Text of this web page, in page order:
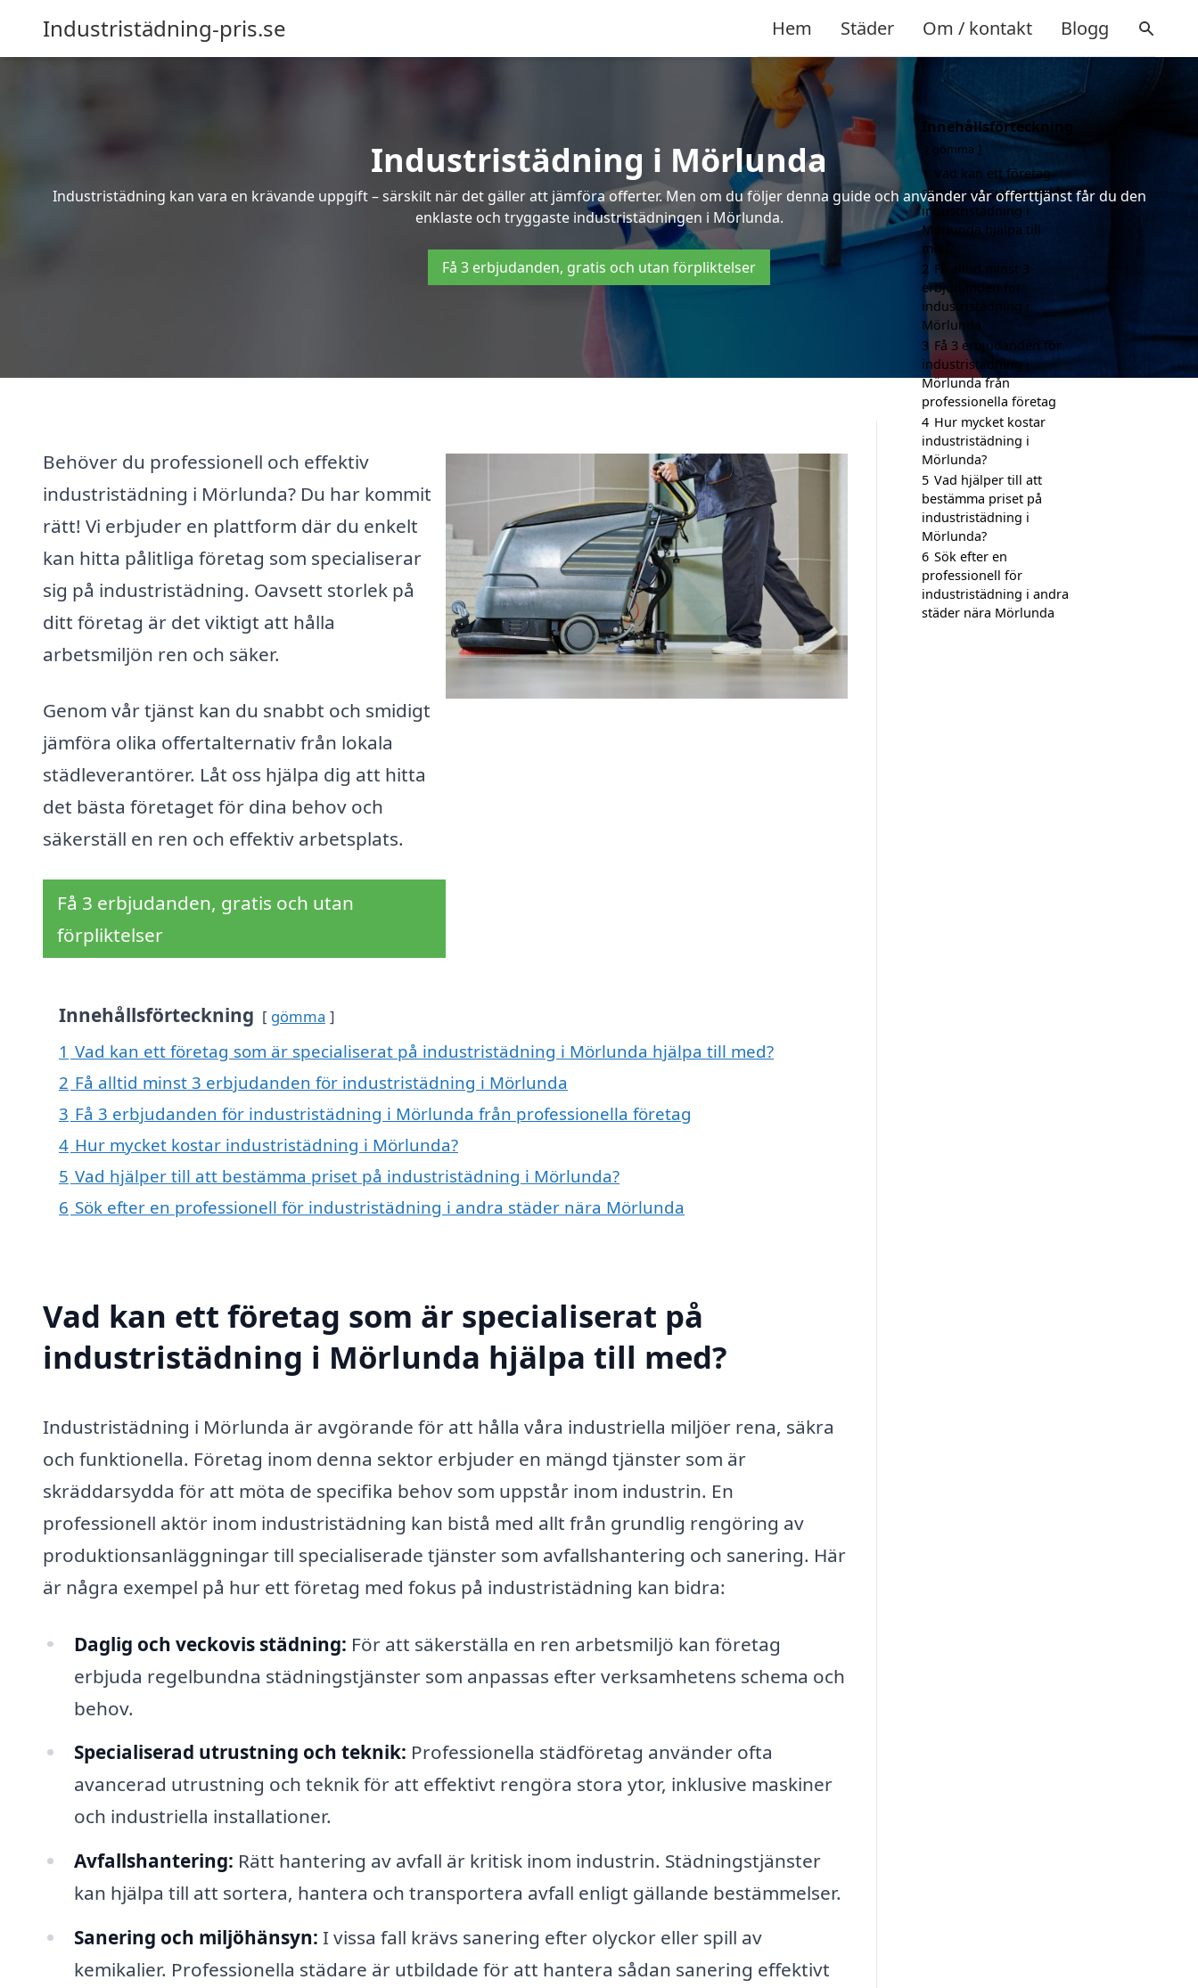
Industristädning-pris.se Hem Städer Om / kontakt Blogg
Industristädning i Mörlunda
Industristädning kan vara en krävande uppgift – särskilt när det gäller att jämföra offerter. Men om du följer denna guide och använder vår offerttjänst får du den
enklaste och tryggaste industristädningen i Mörlunda.
Få 3 erbjudanden, gratis och utan förpliktelser
Behöver du professionell och effektiv
industristädning i Mörlunda? Du har kommit
rätt! Vi erbjuder en plattform där du enkelt
kan hitta pålitliga företag som specialiserar
sig på industristädning. Oavsett storlek på
ditt företag är det viktigt att hålla
arbetsmiljön ren och säker.
Genom vår tjänst kan du snabbt och smidigt
jämföra olika offertalternativ från lokala
städleverantörer. Låt oss hjälpa dig att hitta
det bästa företaget för dina behov och
säkerställ en ren och effektiv arbetsplats.
Få 3 erbjudanden, gratis och utan
förpliktelser
Innehållsförteckning gömma
1 Vad kan ett företag som är specialiserat på industristädning i Mörlunda hjälpa till med?
2 Få alltid minst 3 erbjudanden för industristädning i Mörlunda
3 Få 3 erbjudanden för industristädning i Mörlunda från professionella företag
4 Hur mycket kostar industristädning i Mörlunda?
5 Vad hjälper till att bestämma priset på industristädning i Mörlunda?
6 Sök efter en professionell för industristädning i andra städer nära Mörlunda
Vad kan ett företag som är specialiserat på
industristädning i Mörlunda hjälpa till med?
Industristädning i Mörlunda är avgörande för att hålla våra industriella miljöer rena, säkra
och funktionella. Företag inom denna sektor erbjuder en mängd tjänster som är
skräddarsydda för att möta de specifika behov som uppstår inom industrin. En
professionell aktör inom industristädning kan bistå med allt från grundlig rengöring av
produktionsanläggningar till specialiserade tjänster som avfallshantering och sanering. Här
är några exempel på hur ett företag med fokus på industristädning kan bidra:
Daglig och veckovis städning: För att säkerställa en ren arbetsmiljö kan företag
erbjuda regelbundna städningstjänster som anpassas efter verksamhetens schema och
behov.
Specialiserad utrustning och teknik: Professionella städföretag använder ofta
avancerad utrustning och teknik för att effektivt rengöra stora ytor, inklusive maskiner
och industriella installationer.
Avfallshantering: Rätt hantering av avfall är kritisk inom industrin. Städningstjänster
kan hjälpa till att sortera, hantera och transportera avfall enligt gällande bestämmelser.
Sanering och miljöhänsyn: I vissa fall krävs sanering efter olyckor eller spill av
kemikalier. Professionella städare är utbildade för att hantera sådan sanering effektivt
Innehållsförteckning
gömma
1 Vad kan ett företag
som är specialiserat på
industristädning i
Mörlunda hjälpa till
med?
2 Få alltid minst 3
erbjudanden för
industristädning i
Mörlunda
3 Få 3 erbjudanden för
industristädning i
Mörlunda från
professionella företag
4 Hur mycket kostar
industristädning i
Mörlunda?
5 Vad hjälper till att
bestämma priset på
industristädning i
Mörlunda?
6 Sök efter en
professionell för
industristädning i andra
städer nära Mörlunda